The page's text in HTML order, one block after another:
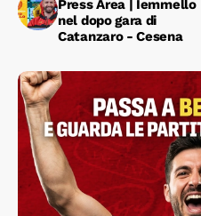
Press Area | Iemmello
nel dopo gara di
Catanzaro - Cesena